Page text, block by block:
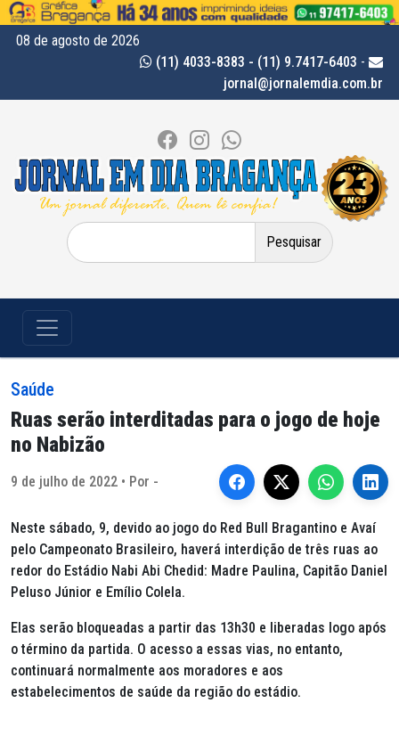
08 de agosto de 2026
(11) 4033-8383 - (11) 9.7417-6403 -
jornal@jornalemdia.com.br
Pesquisar
por:
Saúde
Ruas serão interditadas para o jogo de hoje
no Nabizão
9 de julho de 2022 • Por -
Neste sábado, 9, devido ao jogo do Red Bull Bragantino e Avaí
pelo Campeonato Brasileiro, haverá interdição de três ruas ao
redor do Estádio Nabi Abi Chedid: Madre Paulina, Capitão Daniel
Peluso Júnior e Emílio Colela.
Elas serão bloqueadas a partir das 13h30 e liberadas logo após
o término da partida. O acesso a essas vias, no entanto,
continuará normalmente aos moradores e aos
estabelecimentos de saúde da região do estádio.